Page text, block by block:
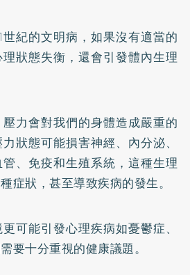
世紀的文明病，如果沒有適當的
狀態失衡，還會引發體內生理
力會對我們的身體造成嚴重的
狀態可能損害神經、內分泌、
、免疫和生殖系統，這種生理
症狀，甚至導致疾病的發生。
可能引發心理疾病如憂鬱症、
要十分重視的健康議題。